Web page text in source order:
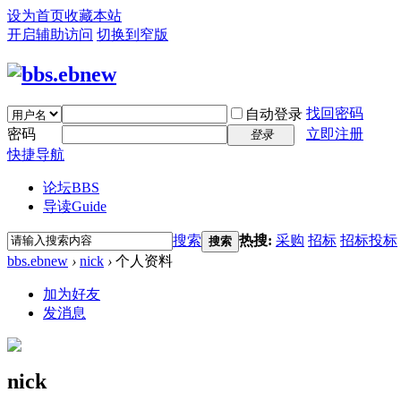
设为首页收藏本站
开启辅助访问 切换到窄版
自动登录 找回密码
密码
登录
立即注册
快捷导航
论坛BBS
导读Guide
搜索 搜索 热搜: 采购 招标 招标投标
bbs.ebnew › nick › 个人资料
加为好友
发消息
nick